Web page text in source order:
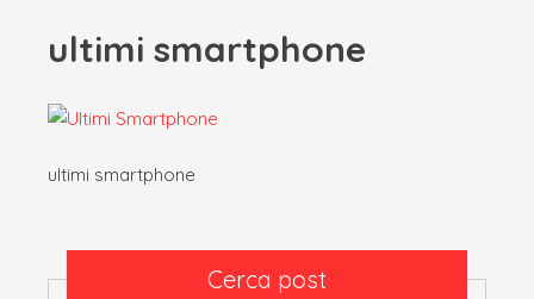
ultimi smartphone
ultimi smartphone
Cerca post